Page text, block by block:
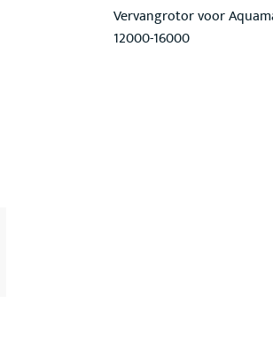
Vervangrotor voor
12000-16000